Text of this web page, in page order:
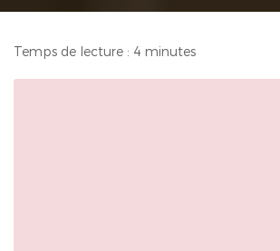
Temps de lecture : 4 minutes